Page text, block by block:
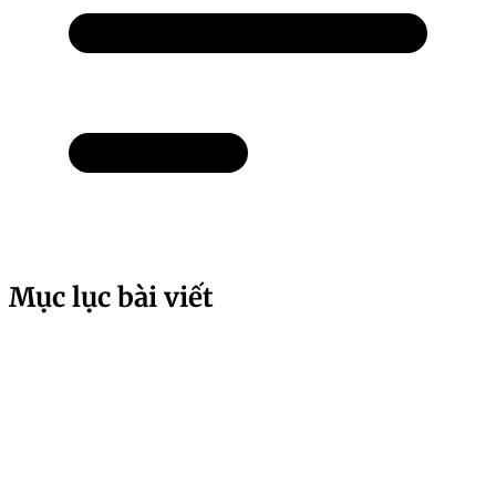
Mục lục bài viết